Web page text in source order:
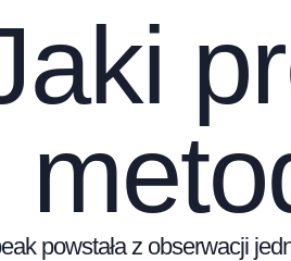
powstała z obserwacji